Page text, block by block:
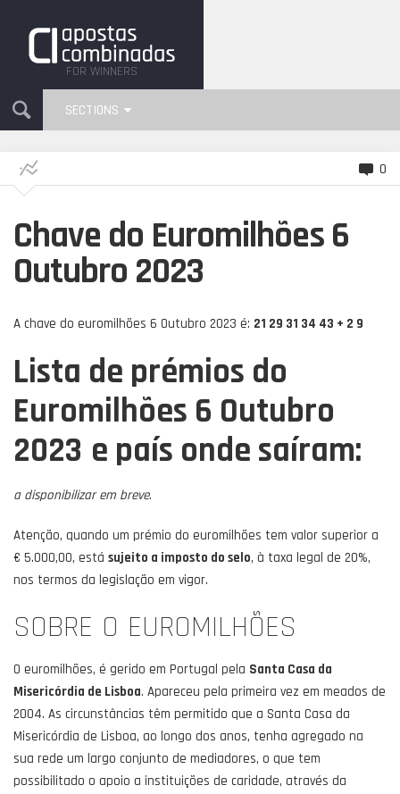
FOR WINNERS
SECTIONS
0
Chave do Euromilhões 6
Outubro 2023
A chave do euromilhões 6 Outubro 2023 é: 21 29 31 34 43 + 2 9
Lista de prémios do
Euromilhões 6 Outubro
2023 e país onde saíram:
a disponibilizar em breve.
Atenção, quando um prémio do euromilhões tem valor superior a
€ 5.000,00, está sujeito a imposto do selo, à taxa legal de 20%,
nos termos da legislação em vigor.
SOBRE O EUROMILHÕES
O euromilhões, é gerido em Portugal pela Santa Casa da
Misericórdia de Lisboa. Apareceu pela primeira vez em meados de
2004. As circunstâncias têm permitido que a Santa Casa da
Misericórdia de Lisboa, ao longo dos anos, tenha agregado na
sua rede um largo conjunto de mediadores, o que tem
possibilitado o apoio a instituições de caridade, através da